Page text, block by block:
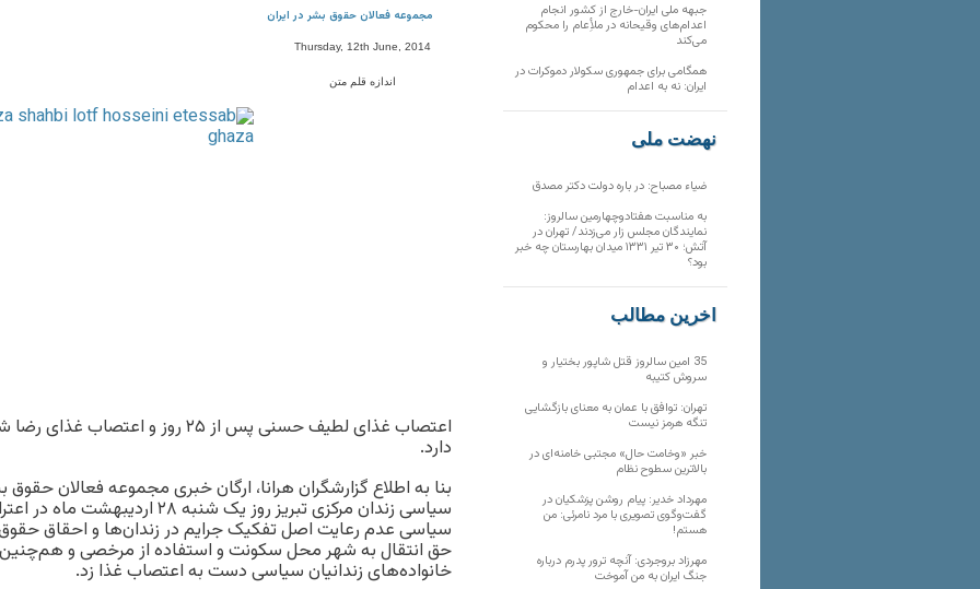
مجموعه فعالان حقوق بشر در ایران
Thursday, 12th June, 2014
اندازه قلم متن
دارد.
بنا به اطلاع گزارشگران هرانا، ارگان خبری مجموعه فعالان
سیاسی زندان مرکزی تبریز روز یک
سیاسی عدم رعایت اصل تفکیک جرایم در زندان‌ها و احقاق حقوق
حق انتقال به شهر محل سکونت و استفاده از مرخصی و هم‌چنین
خانواده‌های زندانیان سیاسی دست به اعتصاب غذا زد.
جبهه ملی ایران-خارج از کشور انجام
اعدام‌های وقیحانه در ملأِعام را محکوم
می‌کند
همگامی برای جمهوری سکولار دموکرات در
ایران: نه به اعدام
نهضت ملی
ضیاء مصباح: در باره دولت دکتر مصدق
به مناسبت هفتادوچهارمین سالروز:
نمایندگان مجلس زار می‌زدند/ تهران در
آتش؛ ۳۰ تیر ۱۳۳۱ میدان بهارستان چه خبر
بود؟
آخرین مطالب
35 امین سالروز قتل شاپور بختیار و
سروش کتیبه
تهران: توافق با عمان به معنای بازگشایی
تنگه هرمز نیست
خبر «وخامت حال» مجتبی خامنه‌ای در
بالاترین سطوح نظام
مهرداد خدیر: پیام روشن پزشکیان در
گفت‌و‌گوی تصویری با مرد نامرئی: من
هستم!
مهرزاد بروجردی: آنچه ترور پدرم درباره
جنگ ایران به من آموخت